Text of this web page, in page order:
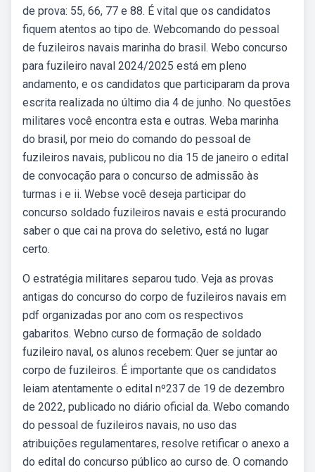
de prova: 55, 66, 77 e 88. É vital que os candidatos
fiquem atentos ao tipo de. Webcomando do pessoal
de fuzileiros navais marinha do brasil. Webo concurso
para fuzileiro naval 2024/2025 está em pleno
andamento, e os candidatos que participaram da prova
escrita realizada no último dia 4 de junho. No questões
militares você encontra esta e outras. Weba marinha
do brasil, por meio do comando do pessoal de
fuzileiros navais, publicou no dia 15 de janeiro o edital
de convocação para o concurso de admissão às
turmas i e ii. Webse você deseja participar do
concurso soldado fuzileiros navais e está procurando
saber o que cai na prova do seletivo, está no lugar
certo.
O estratégia militares separou tudo. Veja as provas
antigas do concurso do corpo de fuzileiros navais em
pdf organizadas por ano com os respectivos
gabaritos. Webno curso de formação de soldado
fuzileiro naval, os alunos recebem: Quer se juntar ao
corpo de fuzileiros. É importante que os candidatos
leiam atentamente o edital nº237 de 19 de dezembro
de 2022, publicado no diário oficial da. Webo comando
do pessoal de fuzileiros navais, no uso das
atribuições regulamentares, resolve retificar o anexo a
do edital do concurso público ao curso de. O comando